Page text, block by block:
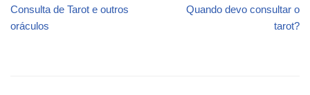
Consulta de Tarot e outros
oráculos
Quando devo consultar o
tarot?